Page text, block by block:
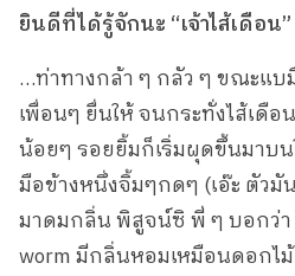
ยินดีที่ได้รู้จักนะ “เจ้าไส้เดือน”
…ท่าทางกล้า ๆ กลัว ๆ ขณะแบ
เพื่อนๆ ยื่นให้ จนกระทั่งไส้เดื
น้อยๆ รอยยิ้มก็เริ่มผุดขึ้นมาบน
มือข้างหนึ่งจิ้มๆกดๆ (เอ๊ะ ตัว
มาดมกลิ่น พิสูจน์ซิ พี่ ๆ บอกว่า
worm มีกลิ่นหอมเหมือนดอกไ